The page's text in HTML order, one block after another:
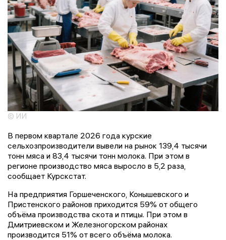
© ИИ
В первом квартале 2026 года курские
сельхозпроизводители вывели на рынок 139,4 тысячи
тонн мяса и 83,4 тысячи тонн молока. При этом в
регионе производство мяса выросло в 5,2 раза,
сообщает Курскстат.
На предприятия Горшеченского, Конышевского и
Пристенского районов приходится 59% от общего
объёма производства скота и птицы. При этом в
Дмитриевском и Железногорском районах
производится 51% от всего объёма молока.